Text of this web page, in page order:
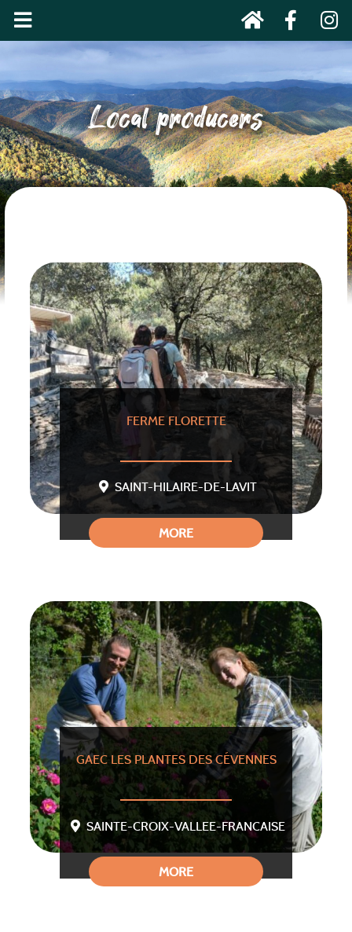
Local producers
FERME FLORETTE
SAINT-HILAIRE-DE-LAVIT
MORE
GAEC LES PLANTES DES CÉVENNES
SAINTE-CROIX-VALLEE-FRANCAISE
MORE